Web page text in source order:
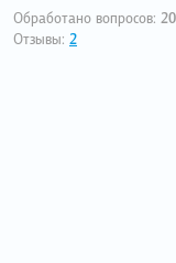
Обработано вопросов:
Отзывы: 2